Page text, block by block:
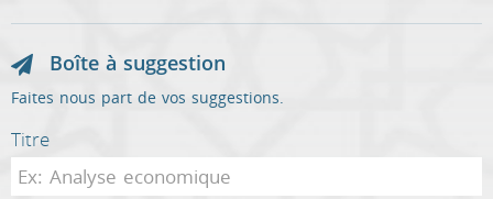
Boîte à suggestion
Faites nous part de vos suggestions.
Titre